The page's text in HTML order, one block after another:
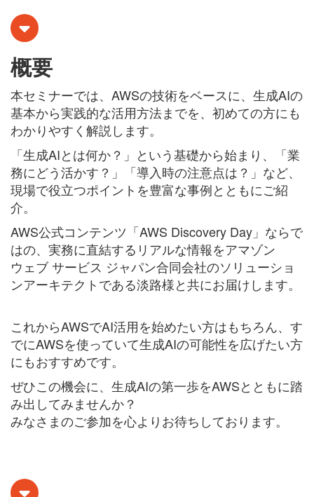
概要
本セミナーでは、AWSの技術をベースに、生成AIの
基本から実践的な活用方法までを、初めての方にも
わかりやすく解説します。
「生成AIとは何か？」という基礎から始まり、「業
務にどう活かす？」「導入時の注意点は？」など、
現場で役立つポイントを豊富な事例とともにご紹
介。
AWS公式コンテンツ「AWS Discovery Day」ならで
はの、実務に直結するリアルな情報をアマゾン
ウェブ サービス ジャパン合同会社のソリューショ
ンアーキテクトである淡路様と共にお届けします。
これからAWSでAI活用を始めたい方はもちろん、す
でにAWSを使っていて生成AIの可能性を広げたい方
にもおすすめです。
ぜひこの機会に、生成AIの第一歩をAWSとともに踏
み出してみませんか？
みなさまのご参加を心よりお待ちしております。